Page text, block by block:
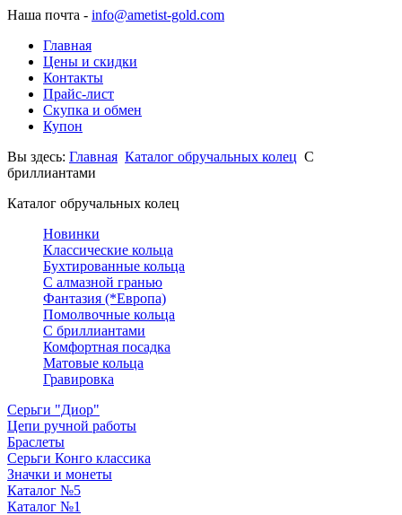
Наша почта - info@ametist-gold.com
Главная
Цены и скидки
Контакты
Прайс-лист
Скупка и обмен
Купон
Вы здесь: Главная Каталог обручальных колец С
бриллиантами
Каталог обручальных колец
Новинки
Классические кольца
Бухтированные кольца
С алмазной гранью
Фантазия (*Европа)
Помолвочные кольца
С бриллиантами
Комфортная посадка
Матовые кольца
Гравировка
Серьги "Диор"
Цепи ручной работы
Браслеты
Серьги Конго классика
Значки и монеты
Каталог №5
Каталог №1